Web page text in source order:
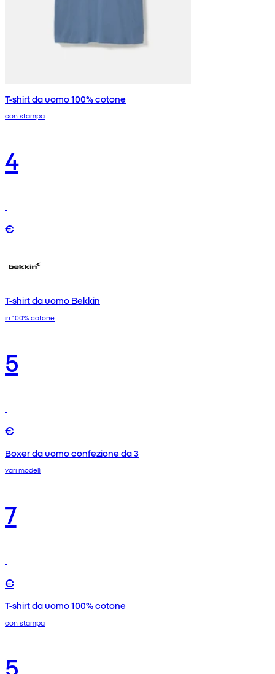
T-shirt da uomo 100% cotone
con stampa
4
€
T-shirt da uomo Bekkin
in 100% cotone
5
€
Boxer da uomo confezione da 3
vari modelli
7
€
T-shirt da uomo 100% cotone
con stampa
5